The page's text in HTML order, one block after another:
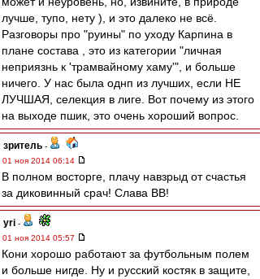
лучше, тупо, нету ), и это далеко не всё.
Разговоры про "руины" по уходу Карпина в
плане состава , это из категории "личная
неприязнь к 'трамвайному хаму'", и больше
ничего. У нас была однп из лучших, если НЕ
ЛУЧШАЯ, селекция в лиге. Вот почему из этого
на выходе пшик, это очень хороший вопрос.
зpитель -
01 ноя 2014 06:14
В полном восторге, плачу навзрыд от счастья
за диковинный срач! Слава ВВ!
yri -
01 ноя 2014 05:57
Кони хорошо работают за футбольным полем
и больше нигде. Ну и русский костяк в защите,